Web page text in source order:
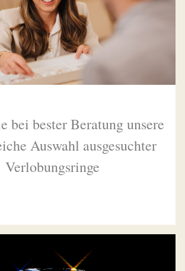
bei bester Beratung unsere
Auswahl ausgesuchter
Verlobungsringe